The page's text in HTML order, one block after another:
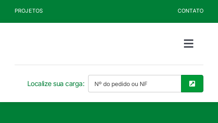
PROJETOS CONTATO
Toggle
Produtos
Localize sua carga: